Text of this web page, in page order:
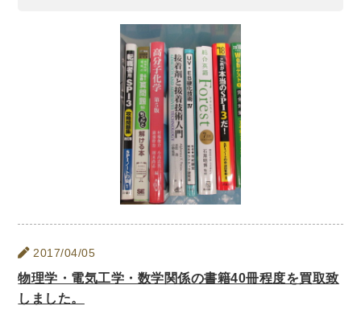
クッキング・レシピ本・グルメ
住まい・インテリア
占い
手芸・クラフト
美容・着物・ファッション
趣味・スポーツ
自転車・サイクリング 釣り
キャンプ
登山・ハイキング・クライミング
公務員・教員採用試験
就職対策
英語学習
工学・技術・環境
語学検定・通訳
2017/04/05
物理学・電気工学・数学関係の書籍40冊程度を買取致
しました。